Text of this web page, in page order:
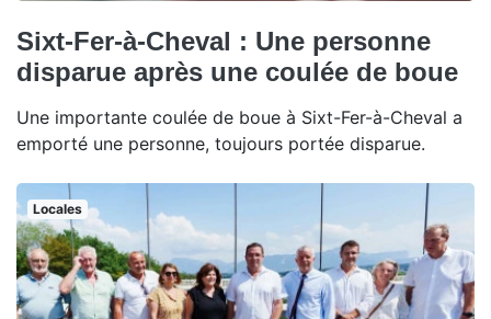
Sixt-Fer-à-Cheval : Une personne
disparue après une coulée de boue
Une importante coulée de boue à Sixt-Fer-à-Cheval a
emporté une personne, toujours portée disparue.
Locales